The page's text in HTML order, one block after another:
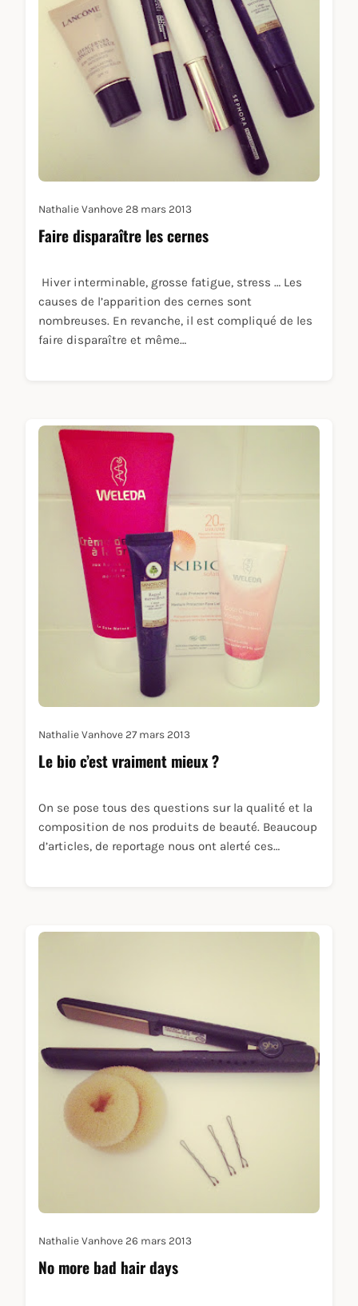
Nathalie Vanhove 28 mars 2013
Faire disparaître les cernes
Hiver interminable, grosse fatigue, stress … Les
causes de l’apparition des cernes sont
nombreuses. En revanche, il est compliqué de les
faire disparaître et même…
Nathalie Vanhove 27 mars 2013
Le bio c’est vraiment mieux ?
On se pose tous des questions sur la qualité et la
composition de nos produits de beauté. Beaucoup
d’articles, de reportage nous ont alerté ces…
Nathalie Vanhove 26 mars 2013
No more bad hair days